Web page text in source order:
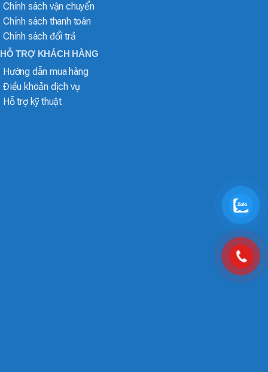
Chính sách vận chuyển
Chính sách thanh toán
Chính sách đổi trả
HỖ TRỢ KHÁCH HÀNG
Hướng dẫn mua hàng
Điều khoản dịch vụ
Hỗ trợ kỹ thuật